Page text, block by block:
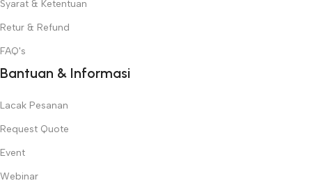
Syarat & Ketentuan
Retur & Refund
FAQ's
Bantuan & Informasi
Lacak Pesanan
Request Quote
Event
Webinar